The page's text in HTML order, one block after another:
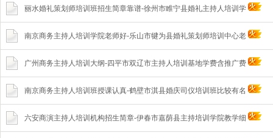
丽水婚礼策划师培训班招生简章靠谱-徐州市睢宁县婚礼主持人培训学
南京商务主持人培训学院老师好-乐山市犍为县婚礼策划师培训中心老
广州商务主持人培训大纲-四平市双辽市主持人培训基地学费含推广费
南京商务主持人培训班授课认真-鹤壁市淇县婚庆司仪培训班比较有名
六安商演主持人培训机构招生简章-伊春市嘉荫县主持培训学院教学细